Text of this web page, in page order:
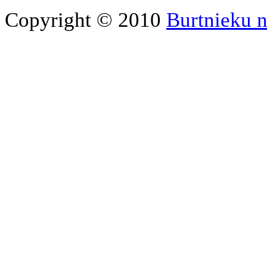
Copyright © 2010 Burtnieku